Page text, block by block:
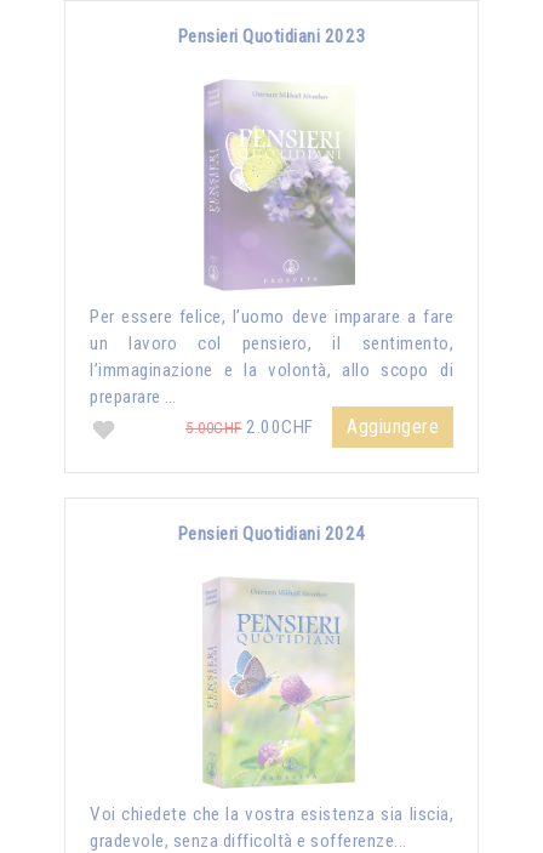
Pensieri Quotidiani 2023
Per essere felice, l’uomo deve imparare a fare
un lavoro col pensiero, il sentimento,
l’immaginazione e la volontà, allo scopo di
preparare …
5.00CHF2.00CHF Aggiungere
Pensieri Quotidiani 2024
Voi chiedete che la vostra esistenza sia liscia,
gradevole, senza difficoltà e sofferenze...